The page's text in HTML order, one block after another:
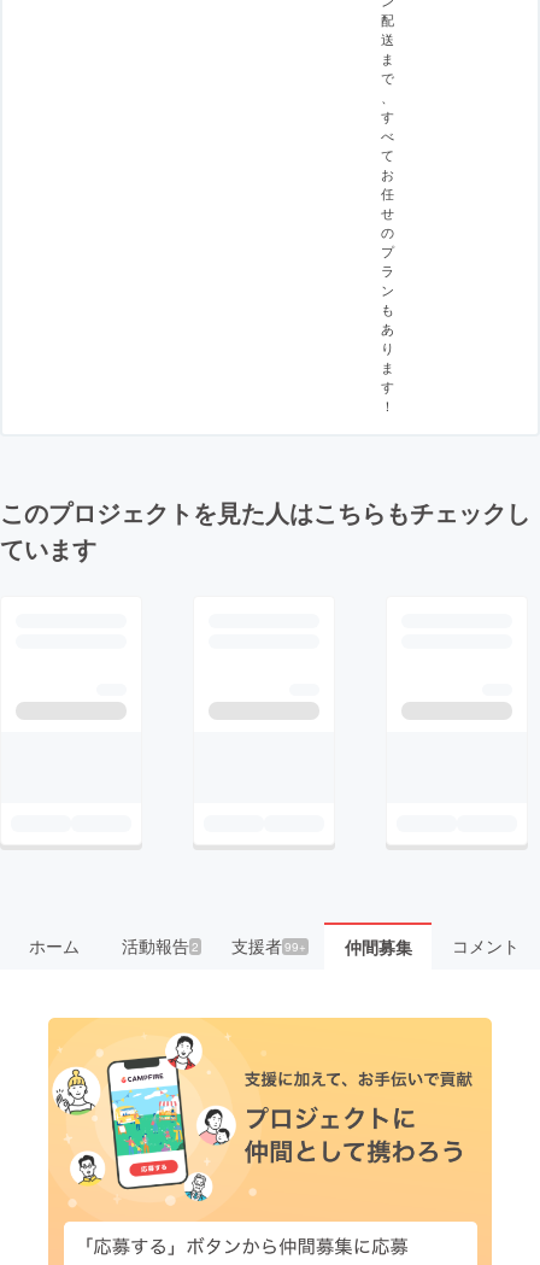
配
送
ま
で
す
べ
て
お
任
せ
の
プ
ラ
ン
も
あ
り
ま
す
！
このプロジェクトを見た人はこちらもチェックし
ています
ホーム 活動報告2 支援者99+ 仲間募集 コメント